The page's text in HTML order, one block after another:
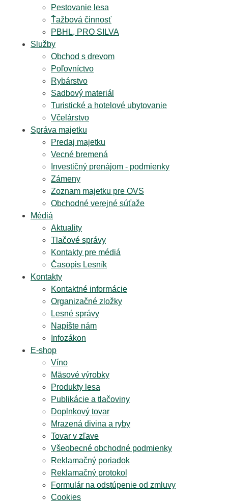
Pestovanie lesa
Ťažbová činnosť
PBHL, PRO SILVA
Služby
Obchod s drevom
Poľovníctvo
Rybárstvo
Sadbový materiál
Turistické a hotelové ubytovanie
Včelárstvo
Správa majetku
Predaj majetku
Vecné bremená
Investičný prenájom - podmienky
Zámeny
Zoznam majetku pre OVS
Obchodné verejné súťaže
Médiá
Aktuality
Tlačové správy
Kontakty pre médiá
Časopis Lesník
Kontakty
Kontaktné informácie
Organizačné zložky
Lesné správy
Napíšte nám
Infozákon
E-shop
Víno
Mäsové výrobky
Produkty lesa
Publikácie a tlačoviny
Doplnkový tovar
Mrazená divina a ryby
Tovar v zľave
Všeobecné obchodné podmienky
Reklamačný poriadok
Reklamačný protokol
Formulár na odstúpenie od zmluvy
Cookies